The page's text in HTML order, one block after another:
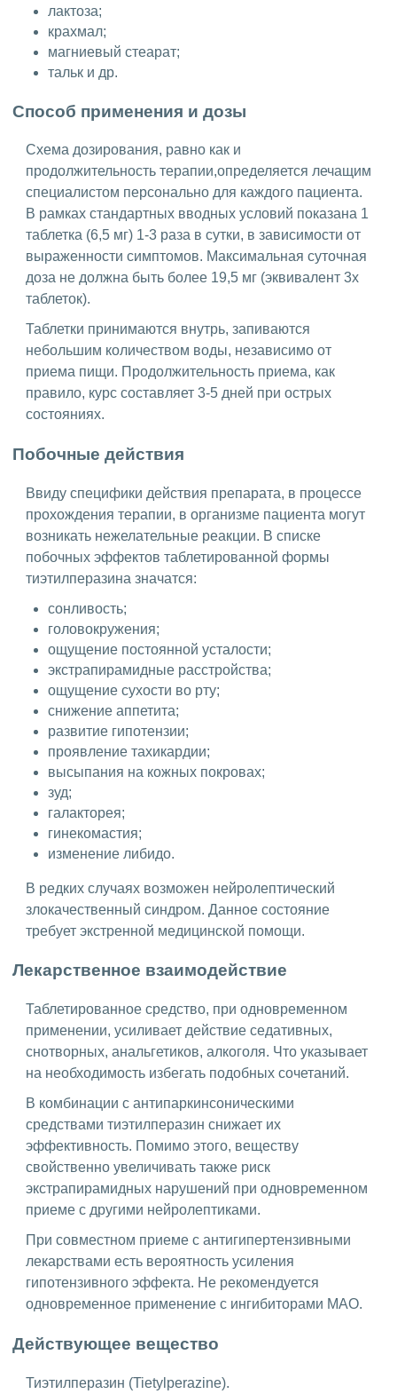
лактоза;
крахмал;
магниевый стеарат;
тальк и др.
Способ применения и дозы
Схема дозирования, равно как и
продолжительность терапии,определяется лечащим
специалистом персонально для каждого пациента.
В рамках стандартных вводных условий показана 1
таблетка (6,5 мг) 1-3 раза в сутки, в зависимости от
выраженности симптомов. Максимальная суточная
доза не должна быть более 19,5 мг (эквивалент 3х
таблеток).
Таблетки принимаются внутрь, запиваются
небольшим количеством воды, независимо от
приема пищи. Продолжительность приема, как
правило, курс составляет 3-5 дней при острых
состояниях.
Побочные действия
Ввиду специфики действия препарата, в процессе
прохождения терапии, в организме пациента могут
возникать нежелательные реакции. В списке
побочных эффектов таблетированной формы
тиэтилперазина значатся:
сонливость;
головокружения;
ощущение постоянной усталости;
экстрапирамидные расстройства;
ощущение сухости во рту;
снижение аппетита;
развитие гипотензии;
проявление тахикардии;
высыпания на кожных покровах;
зуд;
галакторея;
гинекомастия;
изменение либидо.
В редких случаях возможен нейролептический
злокачественный синдром. Данное состояние
требует экстренной медицинской помощи.
Лекарственное взаимодействие
Таблетированное средство, при одновременном
применении, усиливает действие седативных,
снотворных, анальгетиков, алкоголя. Что указывает
на необходимость избегать подобных сочетаний.
В комбинации с антипаркинсоническими
средствами тиэтилперазин снижает их
эффективность. Помимо этого, веществу
свойственно увеличивать также риск
экстрапирамидных нарушений при одновременном
приеме с другими нейролептиками.
При совместном приеме с антигипертензивными
лекарствами есть вероятность усиления
гипотензивного эффекта. Не рекомендуется
одновременное применение с ингибиторами МАО.
Действующее вещество
Тиэтилперазин (Tietylperazine).